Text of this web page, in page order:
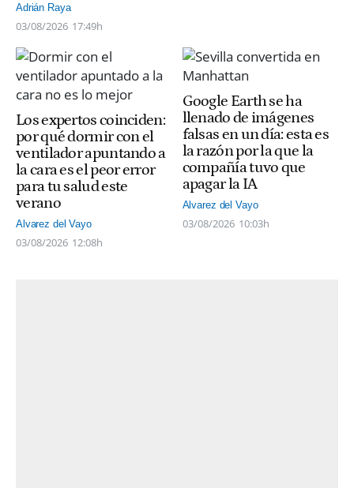
Adrián Raya
03/08/2026 17:49h
Los expertos coinciden:
por qué dormir con el
ventilador apuntando a
la cara es el peor error
para tu salud este
verano
Alvarez del Vayo
03/08/2026 12:08h
Google Earth se ha
llenado de imágenes
falsas en un día: esta es
la razón por la que la
compañía tuvo que
apagar la IA
Alvarez del Vayo
03/08/2026 10:03h